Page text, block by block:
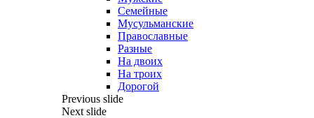
Семейные
Мусульманские
Православные
Разные
На двоих
На троих
Дорогой
Previous slide
Next slide